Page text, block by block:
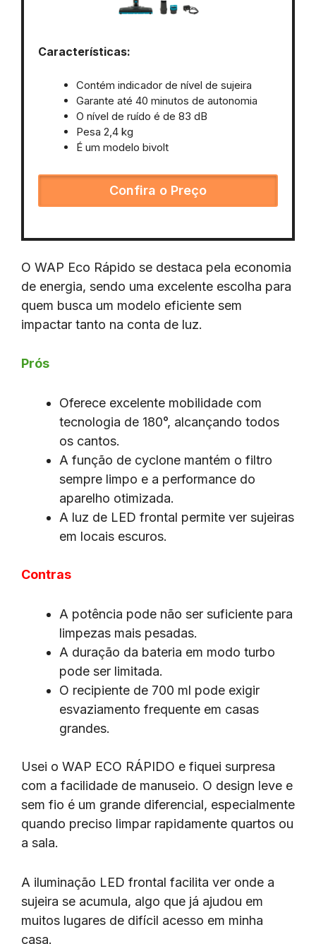
Características:
Contém indicador de nível de sujeira
Garante até 40 minutos de autonomia
O nível de ruído é de 83 dB
Pesa 2,4 kg
É um modelo bivolt
Confira o Preço
O WAP Eco Rápido se destaca pela economia
de energia, sendo uma excelente escolha para
quem busca um modelo eficiente sem
impactar tanto na conta de luz.
Prós
Oferece excelente mobilidade com
tecnologia de 180°, alcançando todos
os cantos.
A função de cyclone mantém o filtro
sempre limpo e a performance do
aparelho otimizada.
A luz de LED frontal permite ver sujeiras
em locais escuros.
Contras
A potência pode não ser suficiente para
limpezas mais pesadas.
A duração da bateria em modo turbo
pode ser limitada.
O recipiente de 700 ml pode exigir
esvaziamento frequente em casas
grandes.
Usei o WAP ECO RÁPIDO e fiquei surpresa
com a facilidade de manuseio. O design leve e
sem fio é um grande diferencial, especialmente
quando preciso limpar rapidamente quartos ou
a sala.
A iluminação LED frontal facilita ver onde a
sujeira se acumula, algo que já ajudou em
muitos lugares de difícil acesso em minha
casa.